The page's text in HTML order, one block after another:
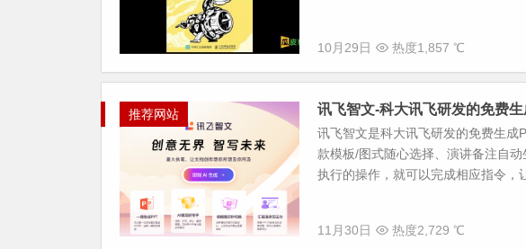
10月29日 热度1,857 ℃
推荐网站 讯飞智文-科大讯飞研发的免费
讯飞智文是科大讯飞研发的免费生成
款模板/图式随心选择、演讲备注自
执行的操作，就可以完成相应指令，
11月30日 热度2,729 ℃